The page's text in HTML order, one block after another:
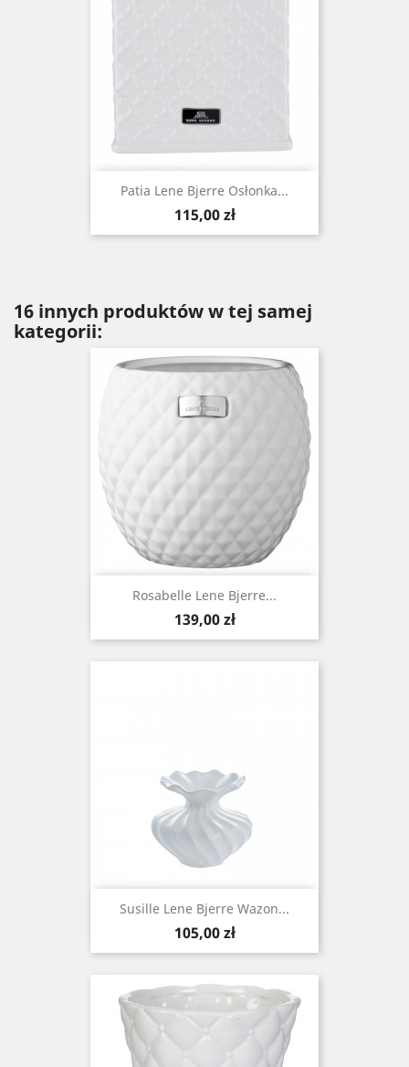
Patia Lene Bjerre Osłonka...
Cena
115,00 zł
16 innych produktów w tej samej
kategorii:
Rosabelle Lene Bjerre...
Cena
139,00 zł
Susille Lene Bjerre Wazon...
Cena
105,00 zł